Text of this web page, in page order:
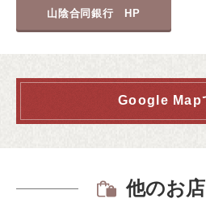
山陰合同銀行 HP
Google Map
他のお